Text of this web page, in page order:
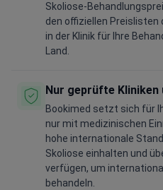
Skoliose-
den offiziellen Preislisten
in der Klinik für Ihre
Land.
Nur geprüfte Kliniken
Bookimed setzt sich für
nur mit medizinischen
hohe internationale
Skoliose einhalten und
verfügen, um
behandeln.